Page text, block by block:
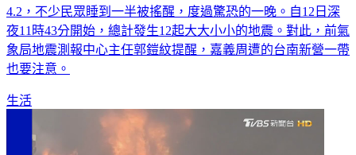
4.2，不少民眾睡到一半被搖醒，度過驚恐的一晚。自12日深
夜11時43分開始，總計發生12起大大小小的地震。對此，前氣
象局地震測報中心主任郭鎧紋提醒，嘉義周遭的台南新營一帶
也要注意。
生活